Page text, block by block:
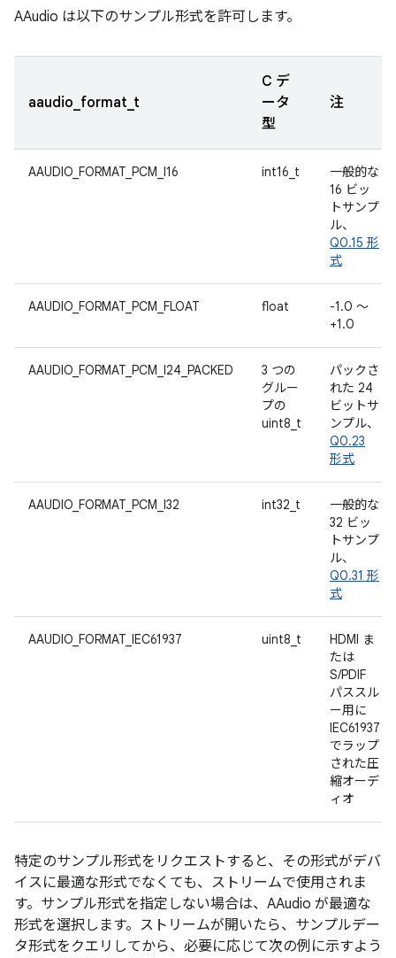
AAudio は以下のサンプル形式を許可します。
aaudio_format_t
C デ
ータ
型
注
AAUDIO_FORMAT_PCM_I16 int16_t
一般的な
16 ビッ
トサンプ
ル、
Q0.15 形
式
AAUDIO_FORMAT_PCM_FLOAT float
-1.0 ～
+1.0
AAUDIO_FORMAT_PCM_I24_PACKED
3 つの
グルー
プの
uint8_t
パックさ
れた 24
ビットサ
ンプル、
Q0.23
形式
AAUDIO_FORMAT_PCM_I32 int32_t
一般的な
32 ビッ
トサンプ
ル、
Q0.31 形
式
AAUDIO_FORMAT_IEC61937 uint8_t
HDMI ま
たは
S/PDIF
パススル
ー用に
IEC61937
でラップ
された圧
縮オーデ
ィオ
特定のサンプル形式をリクエストすると、その形式がデバ
イスに最適な形式でなくても、ストリームで使用されま
す。サンプル形式を指定しない場合は、AAudio が最適な
形式を選択します。ストリームが開いたら、サンプルデー
タ形式をクエリしてから、必要に応じて次の例に示すよう